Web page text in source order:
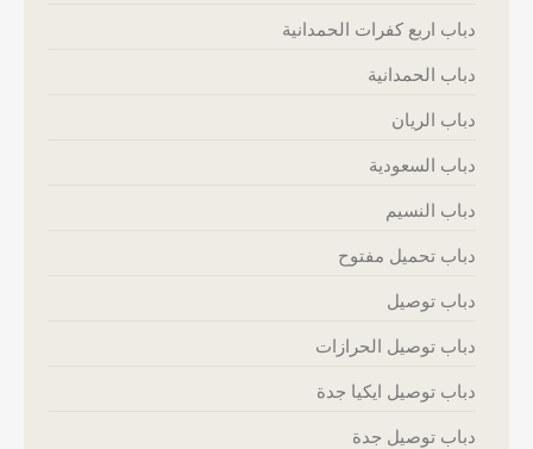
دباب اربع كفرات الحمدانية
دباب الحمدانية
دباب الريان
دباب السعودية
دباب النسيم
دباب تحميل مفتوح
دباب توصيل
دباب توصيل الحرازات
دباب توصيل ايكيا جدة
دباب توصيل جدة